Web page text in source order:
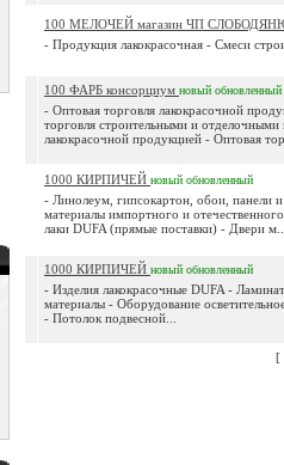
100 МЕЛОЧЕЙ магазин ЧП
- Продукция лакокрасочная - Смеси
100 ФАРБ консорциум новый обновленный
- Оптовая торговля лакокрасочной
торговля строительными и отделочными
лакокрасочной продукцией - Оптовая
1000 КИРПИЧЕЙ новый обновленный
- Линолеум, гипсокартон, обои, панели
материалы импортного и
лаки DUFA (прямые поставки) - Двери
1000 КИРПИЧЕЙ новый обновленный
- Изделия лакокрасочные DUFA -
материалы - Оборудование
- Потолок подвесной...
[